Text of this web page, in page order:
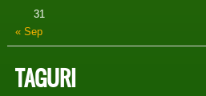
31
« Sep
TAGURI